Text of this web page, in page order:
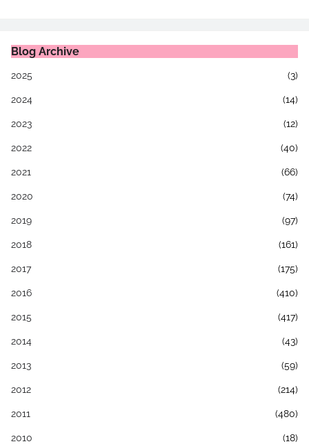
Blog Archive
2025 (3)
2024 (14)
2023 (12)
2022 (40)
2021 (66)
2020 (74)
2019 (97)
2018 (161)
2017 (175)
2016 (410)
2015 (417)
2014 (43)
2013 (59)
2012 (214)
2011 (480)
2010 (18)